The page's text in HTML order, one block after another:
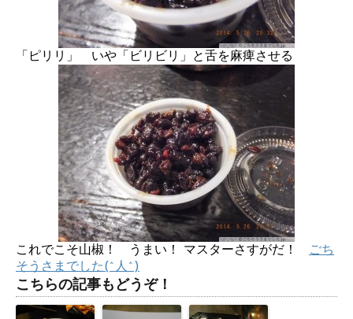
「ピリリ」 いや「ビリビリ」と舌を麻痺させる
これでこそ山椒！ うまい！ マスターさすがだ！
ごち
そうさまでした(^人^)
こちらの記事もどうぞ！